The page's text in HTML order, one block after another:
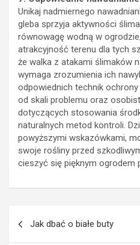
Unikaj nadmiernego
gleba sprzyja aktywności
równowagę wodną w
atrakcyjność terenu dla tych
że walka z atakami ślimaków
wymaga zrozumienia ich
odpowiednich technik
od skali problemu oraz
dotyczących stosowania
naturalnych metod kontroli.
powyższymi wskazówkami,
swoje rośliny przed
cieszyć się pięknym ogrodem
Jak dbać o białe buty